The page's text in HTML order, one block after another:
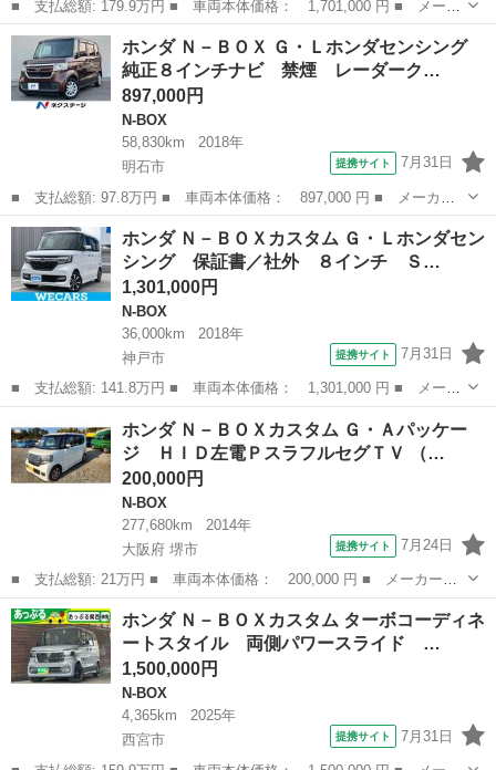
■ 支払総額: 179.9万円 ■ 車両本体価格： 1,701,000 円 ■ メーカ
ー名： ホンダ ■ 車種名： Ｎ－ＢＯＸカスタム ■ グレード
名： ターボ 両側電動スライドドア クリアランスソナー オート
クルーズコン...
兵庫 加古川市 N-BOX
ホンダ Ｎ－ＢＯＸ Ｇ・Ｌホンダセンシング
純正８インチナビ 禁煙 レーダーク…
897,000円
N-BOX
58,830km
2018年
明石市
提携サイト 7月31日
■ 支払総額: 97.8万円 ■ 車両本体価格： 897,000 円 ■ メーカー
名： ホンダ ■ 車種名： Ｎ－ＢＯＸ ■ グレード名： Ｇ・Ｌホ
ンダセンシング 純正８インチナビ 禁煙 レーダークルーズ 誤発
進抑制機能 ...
兵庫 明石市 N-BOX
ホンダ Ｎ－ＢＯＸカスタム Ｇ・Ｌホンダセン
シング 保証書／社外 ８インチ Ｓ…
1,301,000円
N-BOX
36,000km
2018年
神戸市
提携サイト 7月31日
■ 支払総額: 141.8万円 ■ 車両本体価格： 1,301,000 円 ■ メーカ
ー名： ホンダ ■ 車種名： Ｎ－ＢＯＸカスタム ■ グレード
名： Ｇ・Ｌホンダセンシング 保証書／社外 ８インチ ＳＤナビ
／電動スライ...
N-BOX
ホンダ Ｎ－ＢＯＸカスタム Ｇ・Ａパッケー
ジ ＨＩＤ左電ＰスラフルセグＴＶ （…
200,000円
N-BOX
277,680km
2014年
大阪府 堺市
提携サイト 7月24日
■ 支払総額: 21万円 ■ 車両本体価格： 200,000 円 ■ メーカー
名： ホンダ ■ 車種名： Ｎ－ＢＯＸカスタム ■ グレード名：
Ｇ・Ａパッケージ ＨＩＤ左電ＰスラフルセグＴＶ ■ 排気量：
660cc ■ ...
大阪 堺市 N-BOX
ホンダ Ｎ－ＢＯＸカスタム ターボコーディネ
ートスタイル 両側パワースライド …
1,500,000円
N-BOX
4,365km
2025年
西宮市
提携サイト 7月31日